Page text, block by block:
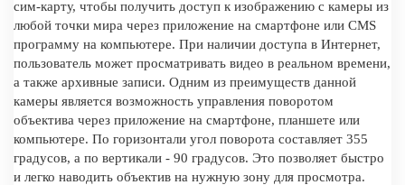
сим-карту, чтобы получить доступ к изображению с камеры из
любой точки мира через приложение на смартфоне или CMS
программу на компьютере. При наличии доступа в Интернет,
пользователь может просматривать видео в реальном времени,
а также архивные записи. Одним из преимуществ данной
камеры является возможность управления поворотом
объектива через приложение на смартфоне, планшете или
компьютере. По горизонтали угол поворота составляет 355
градусов, а по вертикали - 90 градусов. Это позволяет быстро
и легко наводить объектив на нужную зону для просмотра.